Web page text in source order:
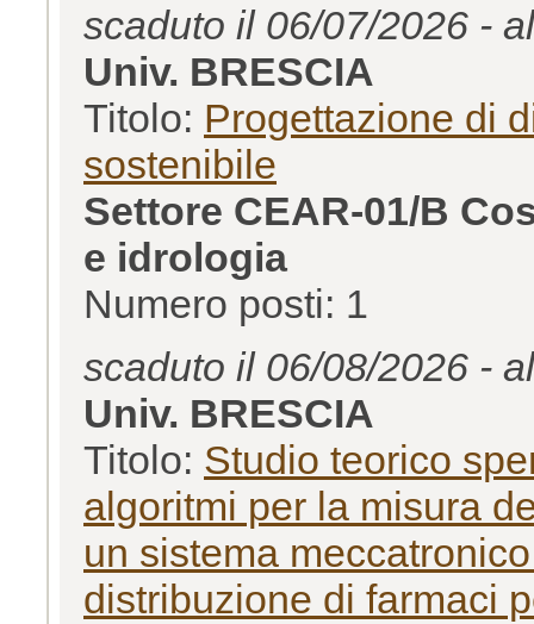
scaduto il 06/07/2026 -
Univ. BRESCIA
Titolo: Progettazione di
sostenibile
Settore CEAR-01/B
e idrologia
Numero posti: 1
scaduto il 06/08/2026 -
Univ. BRESCIA
Titolo: Studio teorico
algoritmi per la misura
un sistema
distribuzione di farmaci